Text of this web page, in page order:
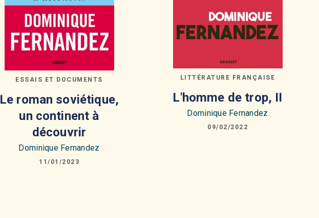
ESSAIS ET DOCUMENTS
Le roman soviétique,
un continent à
découvrir
Dominique Fernandez
11/01/2023
LITTÉRATURE FRANÇAISE
L'homme de trop, II
Dominique Fernandez
09/02/2022